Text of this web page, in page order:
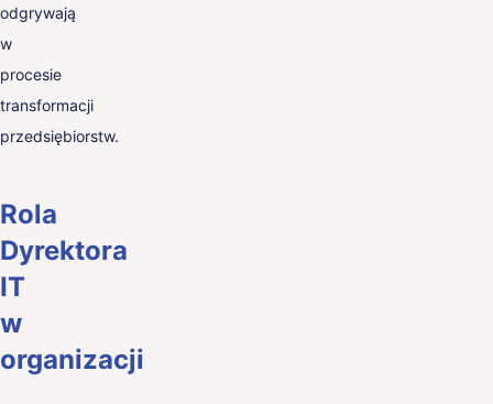
odgrywają
w
procesie
transformacji
przedsiębiorstw.
Rola
Dyrektora
IT
w
organizacji